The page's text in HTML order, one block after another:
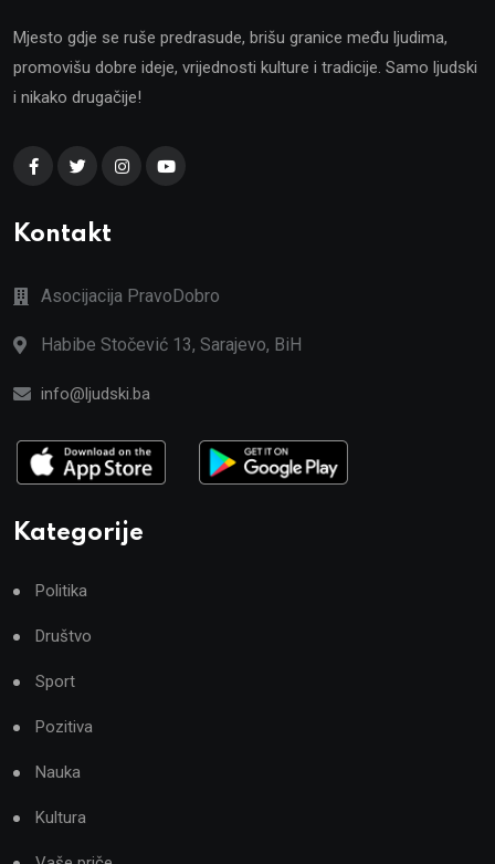
Mjesto gdje se ruše predrasude, brišu granice među ljudima,
promovišu dobre ideje, vrijednosti kulture i tradicije. Samo ljudski
i nikako drugačije!
Kontakt
Asocijacija PravoDobro
Habibe Stočević 13, Sarajevo, BiH
info@ljudski.ba
Kategorije
Politika
Društvo
Sport
Pozitiva
Nauka
Kultura